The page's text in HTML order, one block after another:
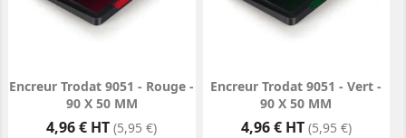
Encreur Trodat 9051 - Rouge -
90 X 50 MM
Prix
4,96 € HT (5,95 €)
Encreur Trodat 9051 - Vert -
90 X 50 MM
Prix
4,96 € HT (5,95 €)